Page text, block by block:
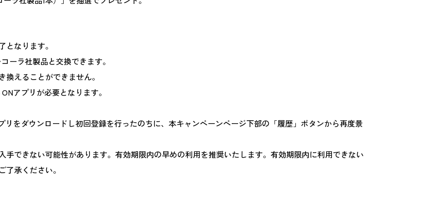
なります。
ーラ社製品と交換できます。
えることができません。
アプリが必要となります。
をダウンロードし初回登録を行ったのちに、本キャンペーンページ下部の「履歴」ボタンから再度景
できない可能性があります。有効期限内の早めの利用を推奨いたします。有効期限内に利用できない
承ください。